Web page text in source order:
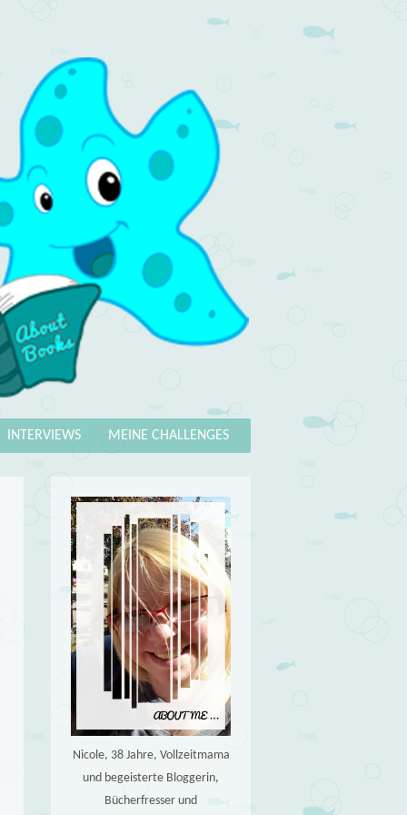
MEINE CHALLENGES
INTERVIEWS
Nicole, 38 Jahre, Vollzeitmama
und begeisterte Bloggerin,
Bücherfresser und